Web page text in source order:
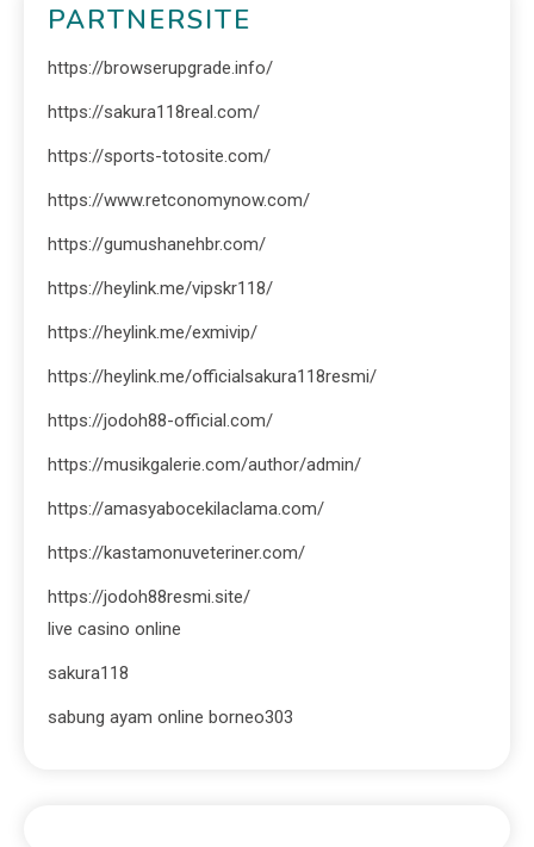
PARTNERSITE
https://browserupgrade.info/
https://sakura118real.com/
https://sports-totosite.com/
https://www.retconomynow.com/
https://gumushanehbr.com/
https://heylink.me/vipskr118/
https://heylink.me/exmivip/
https://heylink.me/officialsakura118resmi/
https://jodoh88-official.com/
https://musikgalerie.com/author/admin/
https://amasyabocekilaclama.com/
https://kastamonuveteriner.com/
https://jodoh88resmi.site/
live casino online
sakura118
sabung ayam online borneo303